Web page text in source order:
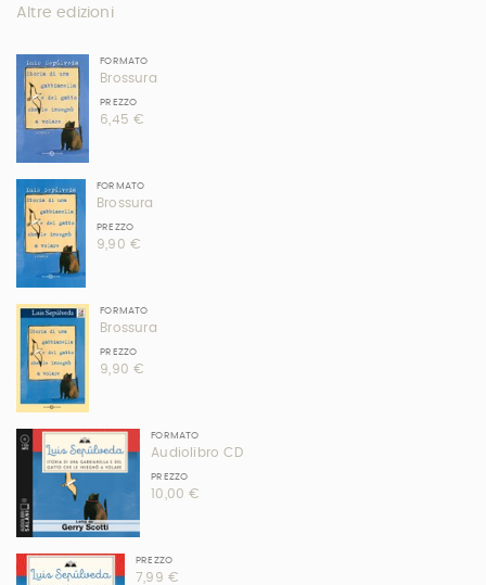
Altre edizioni
FORMATO
Brossura
PREZZO
6,45 €
FORMATO
Brossura
PREZZO
9,90 €
FORMATO
Brossura
PREZZO
9,90 €
FORMATO
Audiolibro CD
PREZZO
10,00 €
PREZZO
7,99 €